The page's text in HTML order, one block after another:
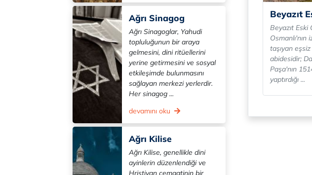
Ağrı Sinagog
Ağrı Sinagoglar, Yahudi
topluluğunun bir araya
gelmesini, dini ritüellerini
yerine getirmesini ve sosyal
etkileşimde bulunmasını
sağlayan merkezi yerlerdir.
Her sinagog ...
devamını oku
Ağrı Kilise
Ağrı Kilise, genellikle dini
ayinlerin düzenlendiği ve
Hristiyan cemaatinin bir
Beyazıt
Beyazıt Eski
Osmanlı'nın
taşıyan
abidesidir;
Paşa'nın
yaptırdığı ...